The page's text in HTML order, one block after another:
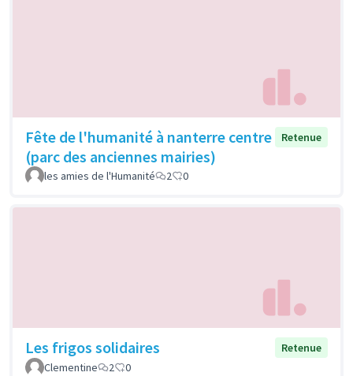
Fête de l'humanité à nanterre centre
(parc des anciennes mairies)
Retenue
les amies de l'Humanité 2 0
Les frigos solidaires
Retenue
Clementine
2 0